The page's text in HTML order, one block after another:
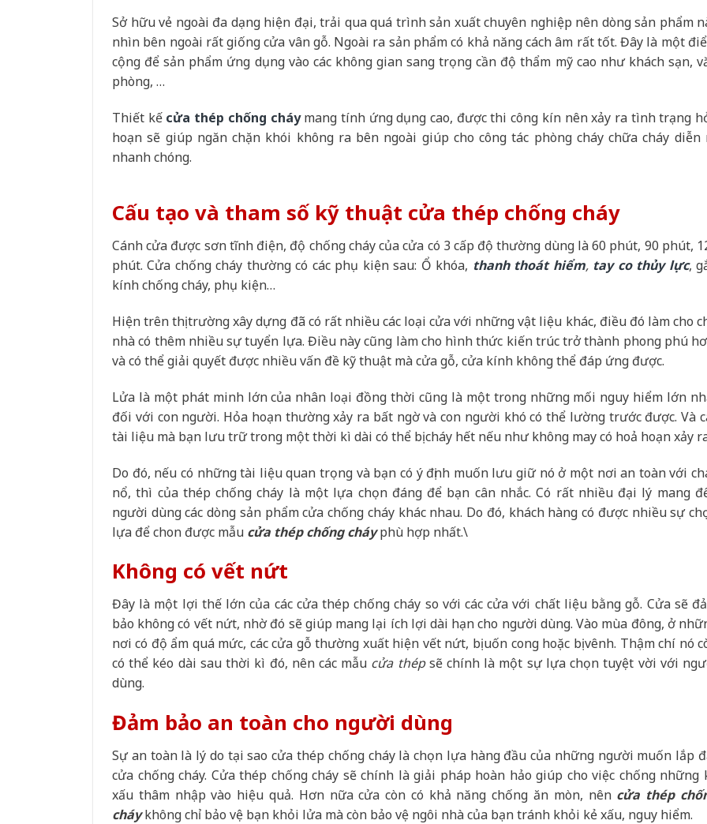
Sở hữu vẻ ngoài đa dạng hiện đại, trải qua quá trình sản xuất chuyên nghiệp nên dòng sản phẩm
nhìn bên ngoài rất giống cửa vân gỗ. Ngoài ra sản phẩm có khả năng cách âm rất tốt. Đây là một
cộng để sản phẩm ứng dụng vào các không gian sang trọng cần độ thẩm mỹ cao như khách sạn,
phòng, …
Thiết kế cửa thép chống cháy mang tính ứng dụng cao, được thi công kín nên xảy ra tình trạng
hoạn sẽ giúp ngăn chặn khói không ra bên ngoài giúp cho công tác phòng cháy chữa cháy diễn
nhanh chóng.
Cấu tạo và tham số kỹ thuật cửa thép chống cháy
Cánh cửa được sơn tĩnh điện, độ chống cháy của cửa có 3 cấp độ thường dùng là 60 phút, 90 phút,
phút. Cửa chống cháy thường có các phụ kiện sau: Ổ khóa, thanh thoát hiểm, tay co thủy lực,
kính chống cháy, phụ kiện…
Hiện trên thị trường xây dựng đã có rất nhiều các loại cửa với những vật liệu khác, điều đó làm cho
nhà có thêm nhiều sự tuyển lựa. Điều này cũng làm cho hình thức kiến trúc trở thành phong phú
và có thể giải quyết được nhiều vấn đề kỹ thuật mà cửa gỗ, cửa kính không thể đáp ứng được.
Lửa là một phát minh lớn của nhân loại đồng thời cũng là một trong những mối nguy hiểm lớn
đối với con người. Hỏa hoạn thường xảy ra bất ngờ và con người khó có thể lường trước được. Và
tài liệu mà bạn lưu trữ trong một thời kì dài có thể bị cháy hết nếu như không may có hoả hoạn xảy
Do đó, nếu có những tài liệu quan trọng và bạn có ý định muốn lưu giữ nó ở một nơi an toàn với
nổ, thì của thép chống cháy là một lựa chọn đáng để bạn cân nhắc. Có rất nhiều đại lý mang
người dùng các dòng sản phẩm cửa chống cháy khác nhau. Do đó, khách hàng có được nhiều sự
lựa để chon được mẫu cửa thép chống cháy phù hợp nhất.\
Không có vết nứt
Đây là một lợi thế lớn của các cửa thép chống cháy so với các cửa với chất liệu bằng gỗ. Cửa sẽ
bảo không có vết nứt, nhờ đó sẽ giúp mang lại ích lợi dài hạn cho người dùng. Vào mùa đông, ở
nơi có độ ẩm quá mức, các cửa gỗ thường xuất hiện vết nứt, bị uốn cong hoặc bị vênh. Thậm chí nó
có thể kéo dài sau thời kì đó, nên các mẫu cửa thépsẽ chính là một sự lựa chọn tuyệt vời với
dùng.
Đảm bảo an toàn cho người dùng
Sự an toàn là lý do tại sao cửa thép chống cháy là chọn lựa hàng đầu của những người muốn lắp
cửa chống cháy. Cửa thép chống cháy sẽ chính là giải pháp hoàn hảo giúp cho việc chống những
xấu thâm nhập vào hiệu quả. Hơn nữa cửa còn có khả năng chống ăn mòn, nên cửa thép
cháykhông chỉ bảo vệ bạn khỏi lửa mà còn bảo vệ ngôi nhà của bạn tránh khỏi kẻ xấu, nguy hiểm.